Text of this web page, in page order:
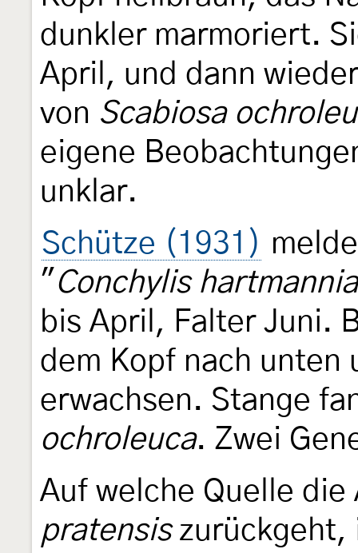
dunkler marmoriert.
April, und dann
von Scabiosa
eigene
unklar.
Schütze (1931)
" Conchylis
bis April, Falter Juni.
dem Kopf nach
erwachsen. Stange
ochroleuca. Zwei
Auf welche Quelle
pratensiszurückgeht,